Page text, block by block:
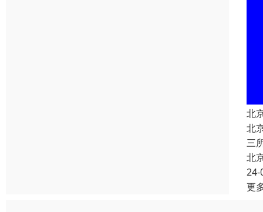
北
北
三
北
24-
更